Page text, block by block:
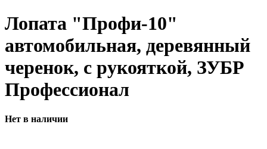
Лопата "Профи-10"
автомобильная, деревянный
черенок, с рукояткой, ЗУБР
Профессионал
Нет в наличии